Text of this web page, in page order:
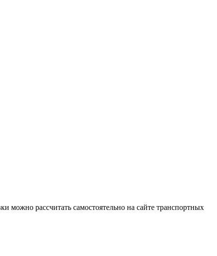
рассчитать самостоятельно на сайте транспортных